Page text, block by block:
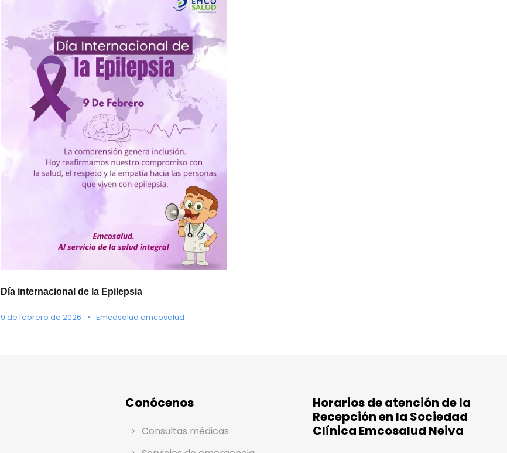
Día internacional de la Epilepsia
9 de febrero de 2026 • Emcosalud emcosalud
Conócenos
Consultas médicas
Horarios de atención de la
Recepción en la Sociedad
Clínica Emcosalud Neiva